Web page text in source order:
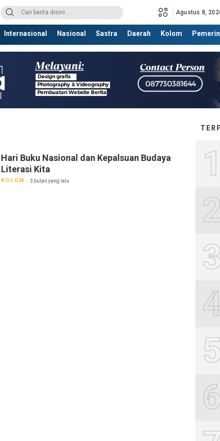
Agustus 8,
Internasional Nasional Sastra Daerah Kolom
Hari Buku Nasional dan Kepalsuan Budaya
Literasi Kita
KOLOM 3 bulan yang lalu